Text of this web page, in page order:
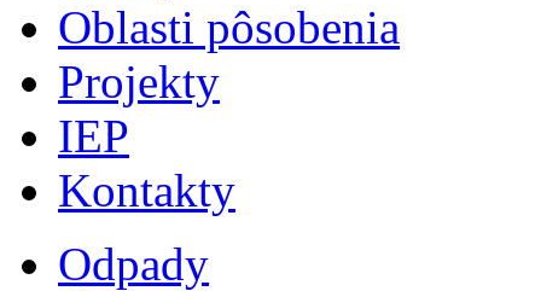
Oblasti pôsobenia
Projekty
IEP
Kontakty
Odpady